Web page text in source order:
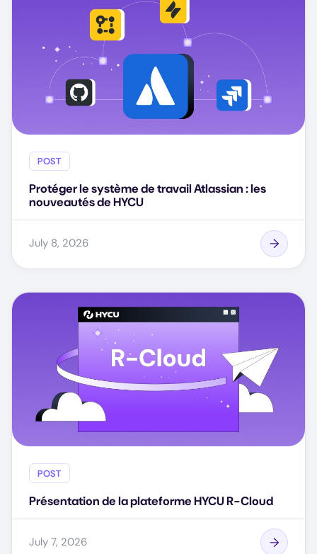
POST
Protéger le système de travail Atlassian : les
nouveautés de HYCU
July 8, 2026
POST
Présentation de la plateforme HYCU R-Cloud
July 7, 2026